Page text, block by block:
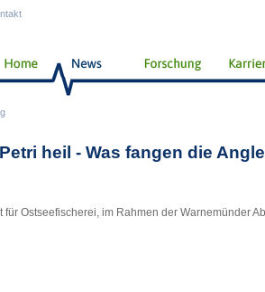
heil - Was fangen die
für Ostseefischerei, im Rahmen der Warnemünder